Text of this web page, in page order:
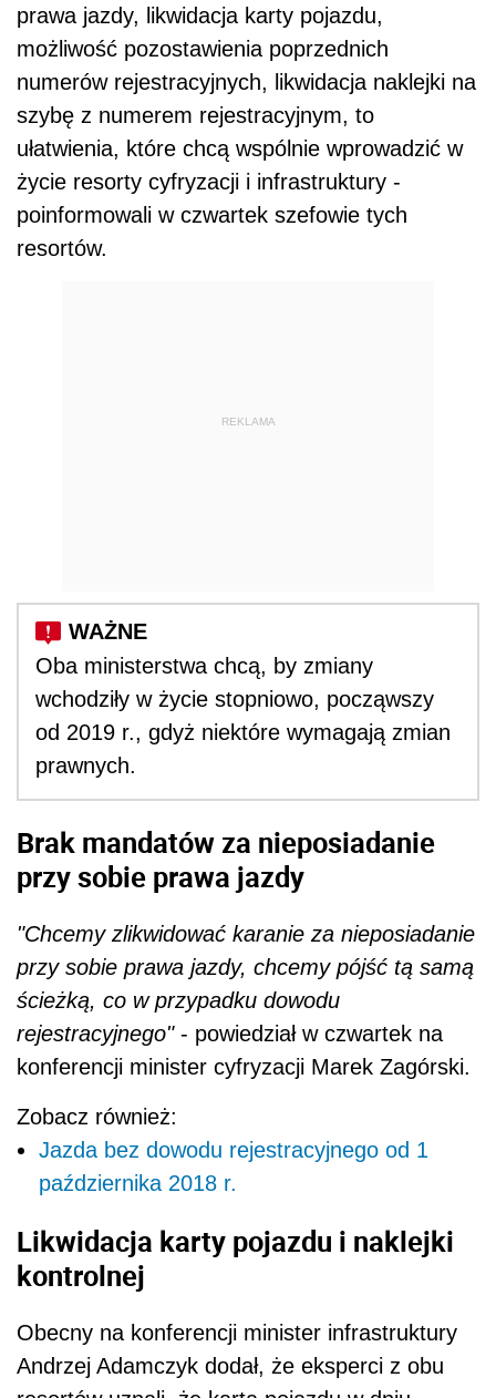
prawa jazdy, likwidacja karty pojazdu,
możliwość pozostawienia poprzednich
numerów rejestracyjnych, likwidacja naklejki na
szybę z numerem rejestracyjnym, to
ułatwienia, które chcą wspólnie wprowadzić w
życie resorty cyfryzacji i infrastruktury -
poinformowali w czwartek szefowie tych
resortów.
REKLAMA
Oba ministerstwa chcą, by zmiany
wchodziły w życie stopniowo, począwszy
od 2019 r., gdyż niektóre wymagają zmian
prawnych.
Brak mandatów za nieposiadanie
przy sobie prawa jazdy
"Chcemy zlikwidować karanie za nieposiadanie
przy sobie prawa jazdy, chcemy pójść tą samą
ścieżką, co w przypadku dowodu
rejestracyjnego"- powiedział w czwartek na
konferencji minister cyfryzacji Marek Zagórski.
Zobacz również:
Jazda bez dowodu rejestracyjnego od 1
października 2018 r.
Likwidacja karty pojazdu i naklejki
kontrolnej
Obecny na konferencji minister infrastruktury
Andrzej Adamczyk dodał, że eksperci z obu